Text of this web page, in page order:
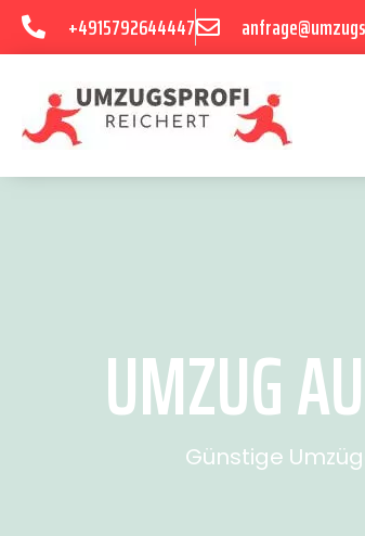
+4915792644447
UMZUG
Günstige